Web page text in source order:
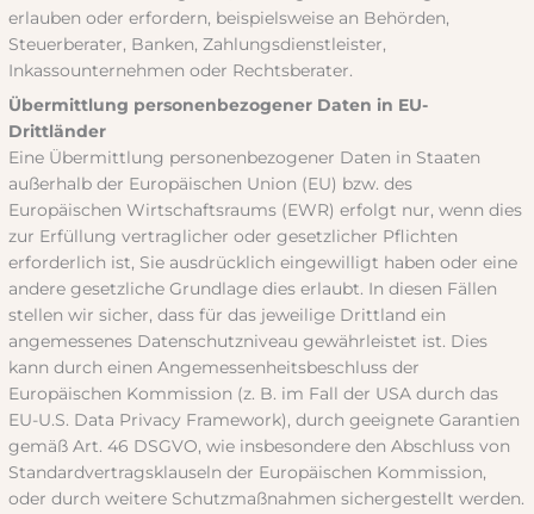
erlauben oder erfordern, beispielsweise an Behörden,
Steuerberater, Banken, Zahlungsdienstleister,
Inkassounternehmen oder Rechtsberater.
Übermittlung personenbezogener Daten in EU-
Drittländer
Eine Übermittlung personenbezogener Daten in Staaten
außerhalb der Europäischen Union (EU) bzw. des
Europäischen Wirtschaftsraums (EWR) erfolgt nur, wenn dies
zur Erfüllung vertraglicher oder gesetzlicher Pflichten
erforderlich ist, Sie ausdrücklich eingewilligt haben oder eine
andere gesetzliche Grundlage dies erlaubt. In diesen Fällen
stellen wir sicher, dass für das jeweilige Drittland ein
angemessenes Datenschutzniveau gewährleistet ist. Dies
kann durch einen Angemessenheitsbeschluss der
Europäischen Kommission (z. B. im Fall der USA durch das
EU-U.S. Data Privacy Framework), durch geeignete Garantien
gemäß Art. 46 DSGVO, wie insbesondere den Abschluss von
Standardvertragsklauseln der Europäischen Kommission,
oder durch weitere Schutzmaßnahmen sichergestellt werden.